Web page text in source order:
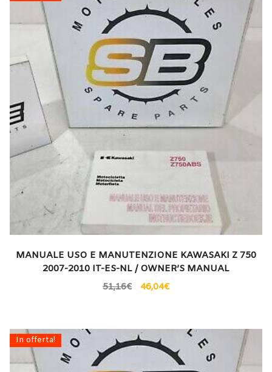
MANUALE USO E MANUTENZIONE KAWASAKI Z 750
2007-2010 IT-ES-NL / OWNER’S MANUAL
51,16€ 46,04€
In offerta!